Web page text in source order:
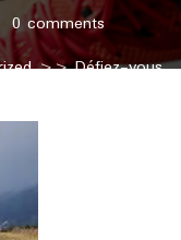
0 comments
>> Défiez-vous